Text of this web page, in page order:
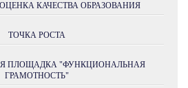
КАЧЕСТВА ОБРАЗОВАНИЯ
ТОЧКА РОСТА
ПЛОЩАДКА "ФУНКЦИОНАЛЬНАЯ
ГРАМОТНОСТЬ"